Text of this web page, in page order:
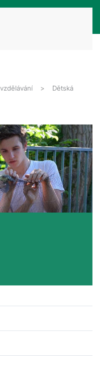
Dětská